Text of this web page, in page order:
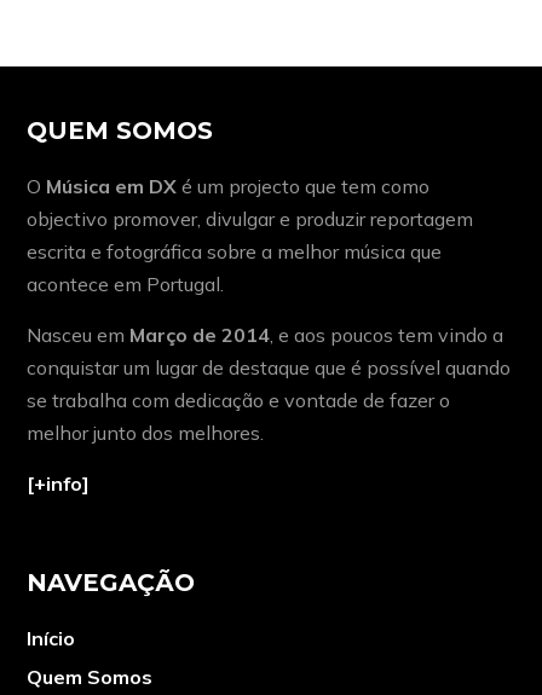
QUEM SOMOS
O Música em DX é um projecto que tem como
objectivo promover, divulgar e produzir reportagem
escrita e fotográfica sobre a melhor música que
acontece em Portugal.
Nasceu em Março de 2014 , e aos poucos tem vindo a
conquistar um lugar de destaque que é possível quando
se trabalha com dedicação e vontade de fazer o
melhor junto dos melhores.
[+info]
NAVEGAÇÃO
Início
Quem Somos